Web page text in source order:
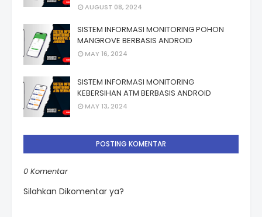
AUGUST 08, 2024
SISTEM INFORMASI MONITORING POHON
MANGROVE BERBASIS ANDROID
MAY 16, 2024
SISTEM INFORMASI MONITORING
KEBERSIHAN ATM BERBASIS ANDROID
MAY 13, 2024
POSTING KOMENTAR
0 Komentar
Silahkan Dikomentar ya?